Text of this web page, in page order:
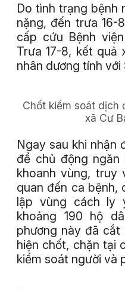
Do tình trạng bệnh
nặng, đến trưa 16-
cấp cứu Bệnh
Trưa 17-8, kết quả
nhân dương tính với
Chốt kiểm soát dịch
xã Cư
Ngay sau khi nhận
để chủ động
khoanh vùng, truy
quan đến ca bệnh,
lập vùng cách ly
khoảng 190 hộ
phương này đã
hiện chốt, chặn tại
kiểm soát người và